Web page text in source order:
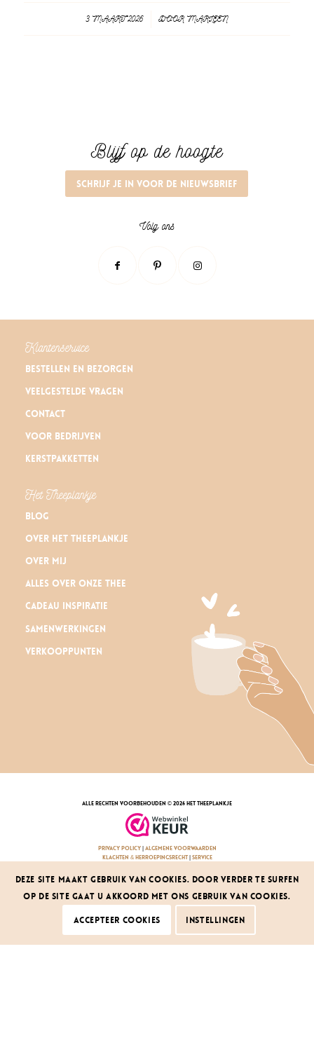
3 MAART 2026
/ DOOR MARLEEN
Blijf op de hoogte
Schrijf je in voor de nieuwsbrief
Volg ons
Klantenservice
Bestellen en bezorgen
Veelgestelde vragen
Contact
Voor bedrijven
Kerstpakketten
Het Theeplankje
Blog
Over Het Theeplankje
Over mij
Alles over onze thee
Cadeau inspiratie
Samenwerkingen
Verkooppunten
alle rechten voorbehouden © 2026 Het Theeplankje
privacy policy| algemene voorwaarden
klachten & herroepingsrecht service
Deze site maakt gebruik van cookies. Door verder te surfen
op de site gaat u akkoord met ons gebruik van cookies.
Accepteer cookies Instellingen